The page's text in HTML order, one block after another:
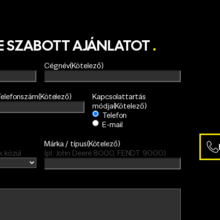
SZABOTT AJÁNLATOT.
Cégnév(Kötelező)
(Kötelező)
Kapcsolattartás
módja(Kötelező)
Telefon
E-mail
közül
Márka / típus(Kötelező)
(pl. John Deere 8000, FENDT 9000)